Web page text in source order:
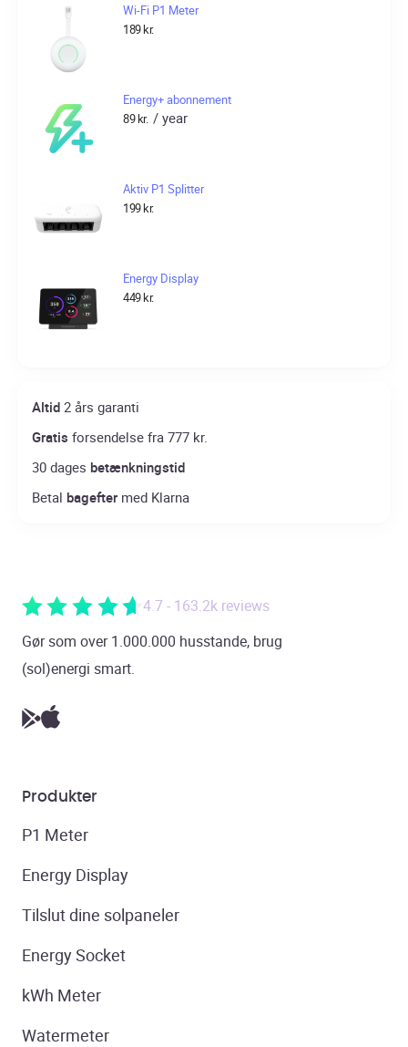
Wi-Fi P1 Meter
189kr.
Energy+ abonnement
89kr. / year
Aktiv P1 Splitter
199kr.
Energy Display
449kr.
Altid 2 års garanti
Gratis forsendelse fra 777 kr.
30 dages betænkningstid
Betal bagefter med Klarna
4.7 - 163.2k reviews
Gør som over 1.000.000 husstande, brug
(sol)energi smart.
Produkter
P1 Meter
Energy Display
Tilslut dine solpaneler
Energy Socket
kWh Meter
Watermeter